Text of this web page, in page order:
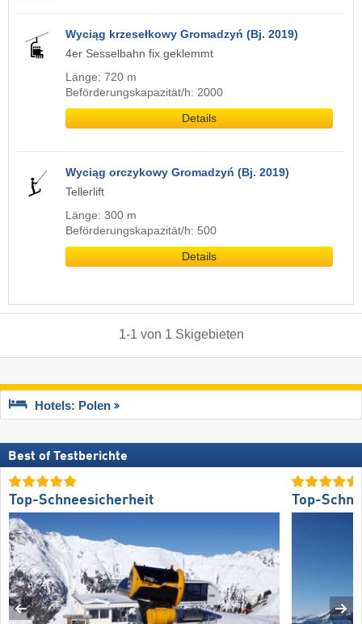
Wyciąg krzesełkowy Gromadzyń (Bj. 2019)
4er Sesselbahn fix geklemmt
Länge: 720 m
Beförderungskapazität/h: 2000
Details
Wyciąg orczykowy Gromadzyń (Bj. 2019)
Tellerlift
Länge: 300 m
Beförderungskapazität/h: 500
Details
1-1 von 1 Skigebieten
Hotels: Polen
Best of Testberichte
Top-Schneesicherheit Top-